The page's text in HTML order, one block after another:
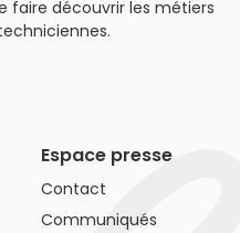
faire découvrir les métiers
Espace presse
Contact
Communiqués